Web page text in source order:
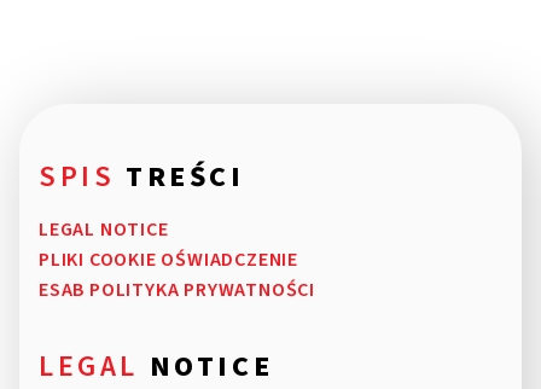
SPIS TREŚCI
LEGAL NOTICE
PLIKI COOKIE OŚWIADCZENIE
ESAB POLITYKA PRYWATNOŚCI
LEGAL NOTICE